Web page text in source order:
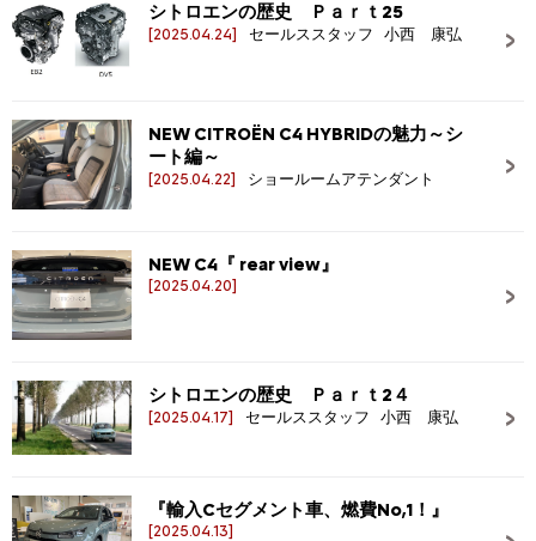
シトロエンの歴史 Ｐａｒｔ25
[2025.04.24] セールススタッフ 小西 康弘
NEW CITROËN C4 HYBRIDの魅力～シ
ート編～
[2025.04.22] ショールームアテンダント
NEW C4『 rear view』
[2025.04.20]
シトロエンの歴史 Ｐａｒｔ2４
[2025.04.17] セールススタッフ 小西 康弘
『輸入Cセグメント車、燃費No,1！』
[2025.04.13]